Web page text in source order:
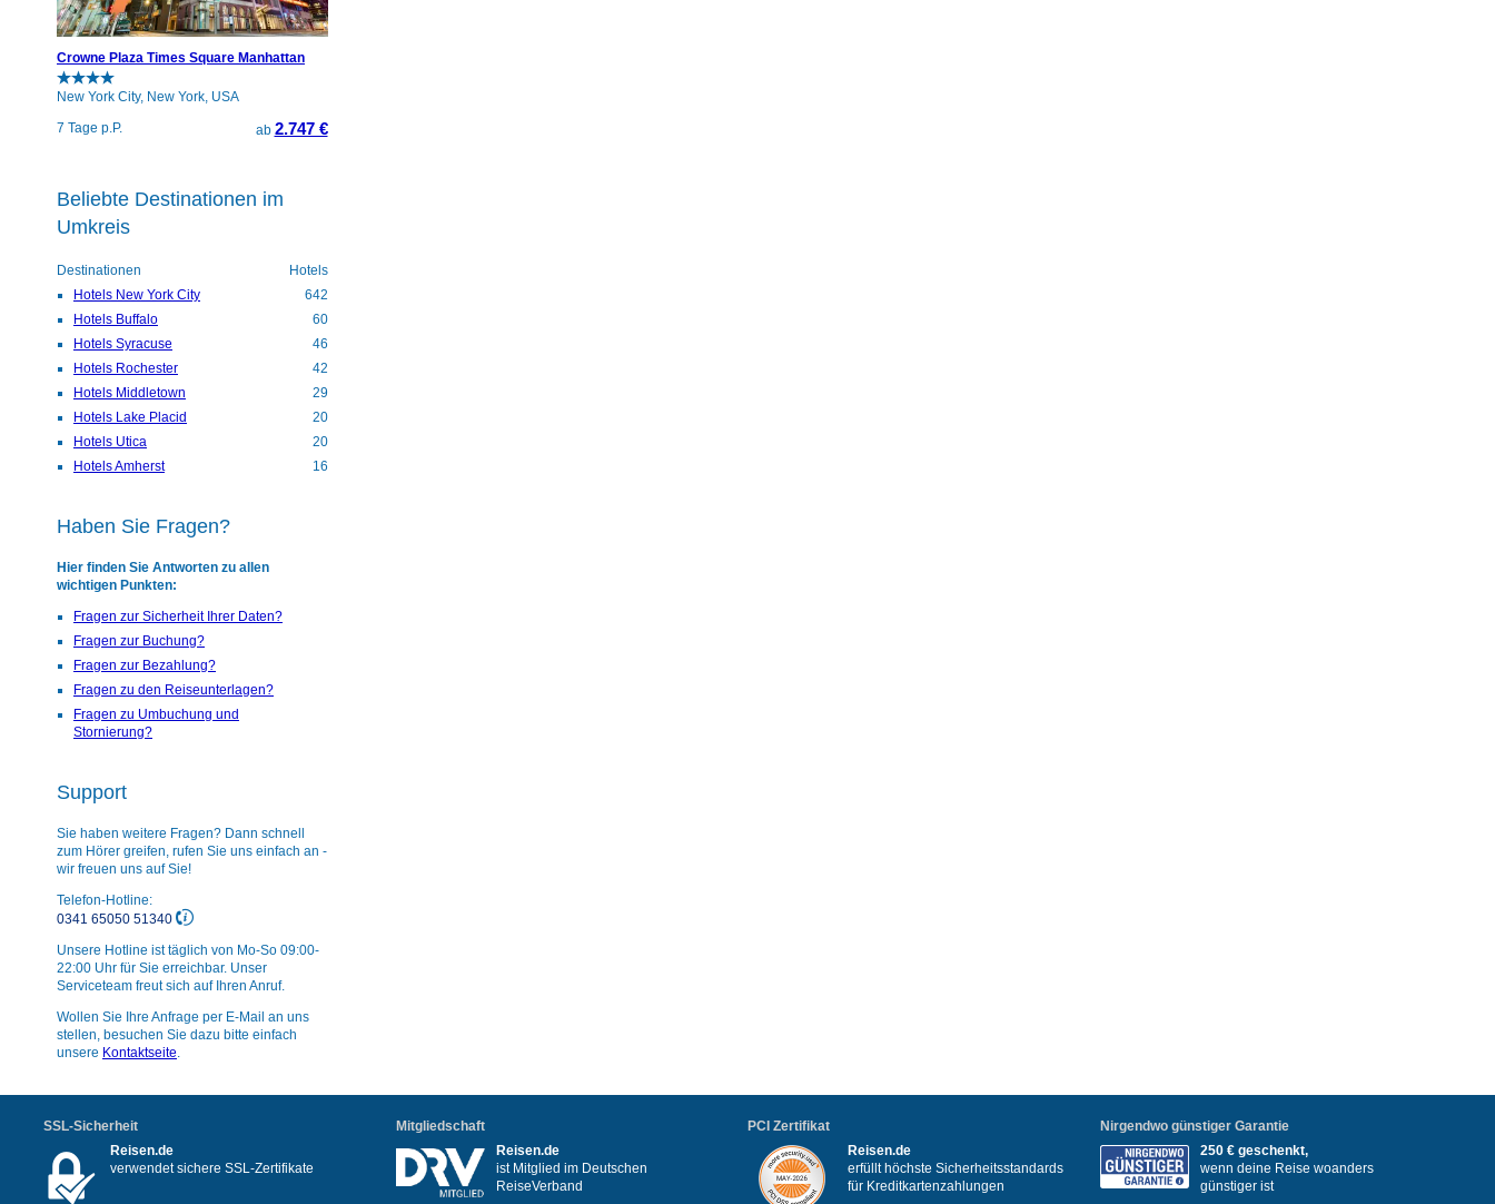
Crowne Plaza Times Square Manhattan
New York City, New York, USA
7 Tage p.P.
ab 2.747 €
Beliebte Destinationen im
Umkreis
Destinationen
Hotels
Hotels New York City
642
Hotels Buffalo
60
Hotels Syracuse
46
Hotels Rochester
42
Hotels Middletown
29
Hotels Lake Placid
20
Hotels Utica
20
Hotels Amherst
16
Haben Sie Fragen?
Hier finden Sie Antworten zu allen
wichtigen Punkten:
Fragen zur Sicherheit Ihrer Daten?
Fragen zur Buchung?
Fragen zur Bezahlung?
Fragen zu den Reiseunterlagen?
Fragen zu Umbuchung und
Stornierung?
Support
Sie haben weitere Fragen? Dann schnell
zum Hörer greifen, rufen Sie uns einfach an -
wir freuen uns auf Sie!
Telefon-Hotline:
0341 65050 51340
Unsere Hotline ist täglich von Mo-So 09:00-
22:00 Uhr für Sie erreichbar. Unser
Serviceteam freut sich auf Ihren Anruf.
Wollen Sie Ihre Anfrage per E-Mail an uns
stellen, besuchen Sie dazu bitte einfach
unsere Kontaktseite.
SSL-Sicherheit
Reisen.de
verwendet sichere SSL-Zertifikate
Mitgliedschaft
Reisen.de
ist Mitglied im Deutschen
ReiseVerband
PCI Zertifikat
Reisen.de
erfüllt höchste Sicherheitsstandards
für Kreditkartenzahlungen
Nirgendwo günstiger Garantie
250 € geschenkt,
wenn deine Reise woanders
günstiger ist